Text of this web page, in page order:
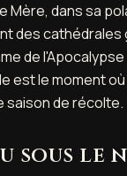
Mère, dans sa
des
de
est le moment
saison de récolte.
sous le